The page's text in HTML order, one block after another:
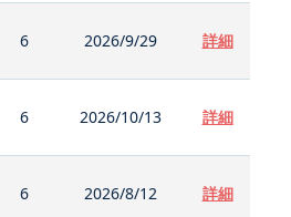
6 2026/9/29 詳細
6 2026/10/13 詳細
6 2026/8/12 詳細